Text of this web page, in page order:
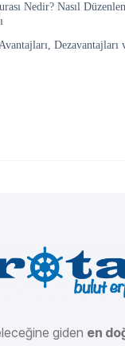
Nedir? Nasıl
Dezavantajları
giden en